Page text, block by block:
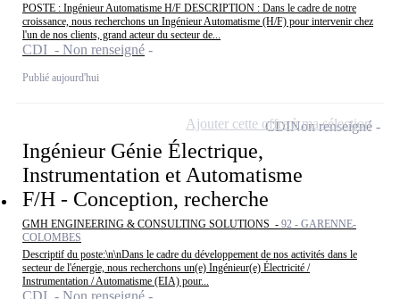
POSTE : Ingénieur Automatisme H/F DESCRIPTION : Dans le cadre de notre
croissance, nous recherchons un Ingénieur Automatisme (H/F) pour intervenir chez
l'un de nos clients, grand acteur du secteur de...
CDI - Non renseigné
Publié aujourd'hui
Ingénieur Génie Électrique,
Instrumentation et Automatisme
F/H - Conception, recherche
GMH ENGINEERING & CONSULTING SOLUTIONS - 92 - GARENNE-
COLOMBES
Descriptif du poste:\n\nDans le cadre du développement de nos activités dans le
secteur de l'énergie, nous recherchons un(e) Ingénieur(e) Électricité /
Instrumentation / Automatisme (EIA) pour...
CDI - Non renseigné
CDINon renseigné
Ajouter cette offre à ma sélection